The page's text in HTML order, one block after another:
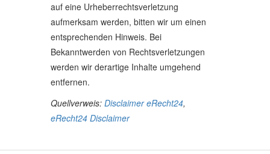
auf eine Urheberrechtsverletzung
aufmerksam werden, bitten wir um einen
entsprechenden Hinweis. Bei
Bekanntwerden von Rechtsverletzungen
werden wir derartige Inhalte umgehend
entfernen.
Quellverweis: Disclaimer eRecht24,
eRecht24 Disclaimer